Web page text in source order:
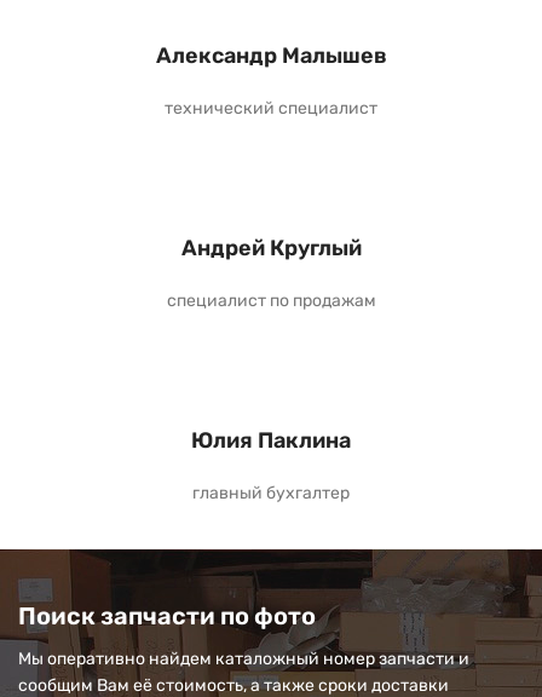
Александр Малышев
технический специалист
Андрей Круглый
специалист по продажам
Юлия Паклина
главный бухгалтер
Поиск запчасти по фото
Мы оперативно найдем каталожный номер запчасти и
сообщим Вам её стоимость, а также сроки доставки